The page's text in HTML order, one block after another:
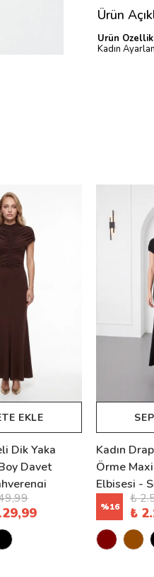
Ürün
Ürün
Kadın
EKLE
Dik Yaka
Davet
Kadın
Örme
Elbisesi -
%16
₺
₺